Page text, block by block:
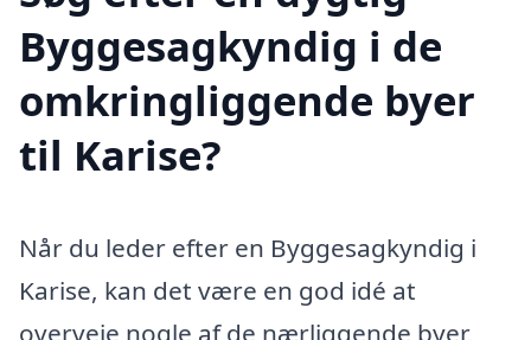
Byggesagkyndig i de
omkringliggende byer
til Karise?
Når du leder efter en Byggesagkyndig i
Karise, kan det være en god idé at
overveje nogle af de nærliggende byer,